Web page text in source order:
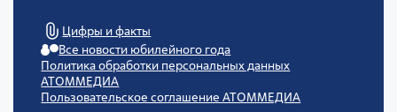
Цифры и факты
Все новости юбилейного года
Политика обработки персональных данных
АТОММЕДИА
Пользовательское соглашение АТОММЕДИА